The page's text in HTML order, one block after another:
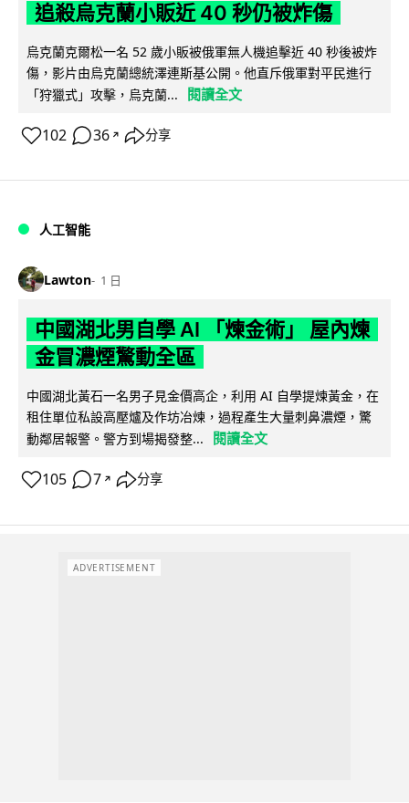
追殺烏克蘭小販近 40 秒仍被炸傷
烏克蘭克爾松一名 52 歲小販被俄軍無人機追擊近 40 秒後被炸
傷，影片由烏克蘭總統澤連斯基公開。他直斥俄軍對平民進行
「狩獵式」攻擊，烏克蘭...
閱讀全文
102 36 ↗ 分享
人工智能
Lawton 1 日
中國湖北男自學 AI 「煉金術」 屋內煉
金冒濃煙驚動全區
中國湖北黃石一名男子見金價高企，利用 AI 自學提煉黃金，在
租住單位私設高壓爐及作坊冶煉，過程產生大量刺鼻濃煙，驚
動鄰居報警。警方到場揭發整...
閱讀全文
105 7 ↗ 分享
ADVERTISEMENT